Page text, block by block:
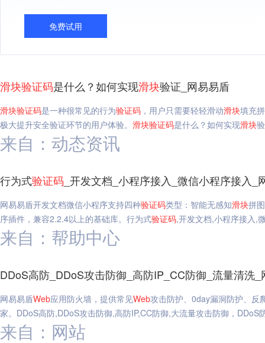
免费试用
滑块验证码是什么？如何实现滑块验证_网易易盾
滑块验证码是一种很常见的行为验证码 ，用户只需要轻轻滑动滑块填充
极大提升安全验证环节的用户体验。 滑块验证码是什么？如何实现滑块
来自：动态资讯
行为式验证码 _开发文档_小程序接入_微信小程序接入_
网易易盾开发文档微信小程序支持四种验证码类型：智能无感知滑块拼
序插件，兼容2.2.4以上的基础库。行为式验证码,开发文档,小程序接入,
来自：帮助中心
DDoS高防_DDoS攻击防御_高防IP_CC防御_流量清洗_
网易易盾Web应用防火墙，提供常见Web攻击防护、0day漏洞防护、反
家。DDoS高防,DDoS攻击防御,高防IP,CC防御,大流量攻击防御，DDoS
来自：网站